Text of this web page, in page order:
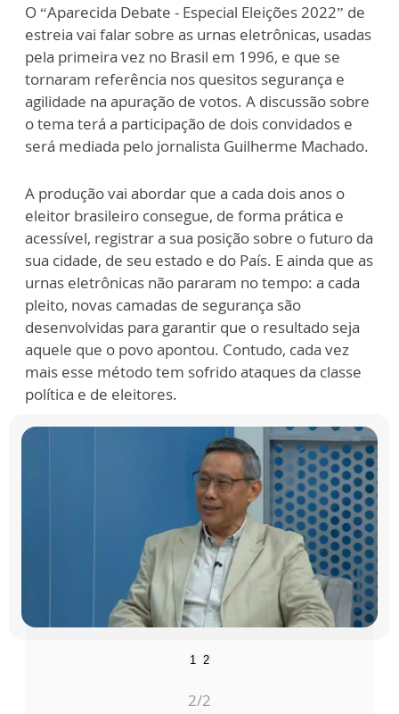
O “Aparecida Debate - Especial Eleições 2022” de
estreia vai falar sobre as urnas eletrônicas, usadas
pela primeira vez no Brasil em 1996, e que se
tornaram referência nos quesitos segurança e
agilidade na apuração de votos. A discussão sobre
o tema terá a participação de dois convidados e
será mediada pelo jornalista Guilherme Machado.
A produção vai abordar que a cada dois anos o
eleitor brasileiro consegue, de forma prática e
acessível, registrar a sua posição sobre o futuro da
sua cidade, de seu estado e do País. E ainda que as
urnas eletrônicas não pararam no tempo: a cada
pleito, novas camadas de segurança são
desenvolvidas para garantir que o resultado seja
aquele que o povo apontou. Contudo, cada vez
mais esse método tem sofrido ataques da classe
política e de eleitores.
1 2
2/2